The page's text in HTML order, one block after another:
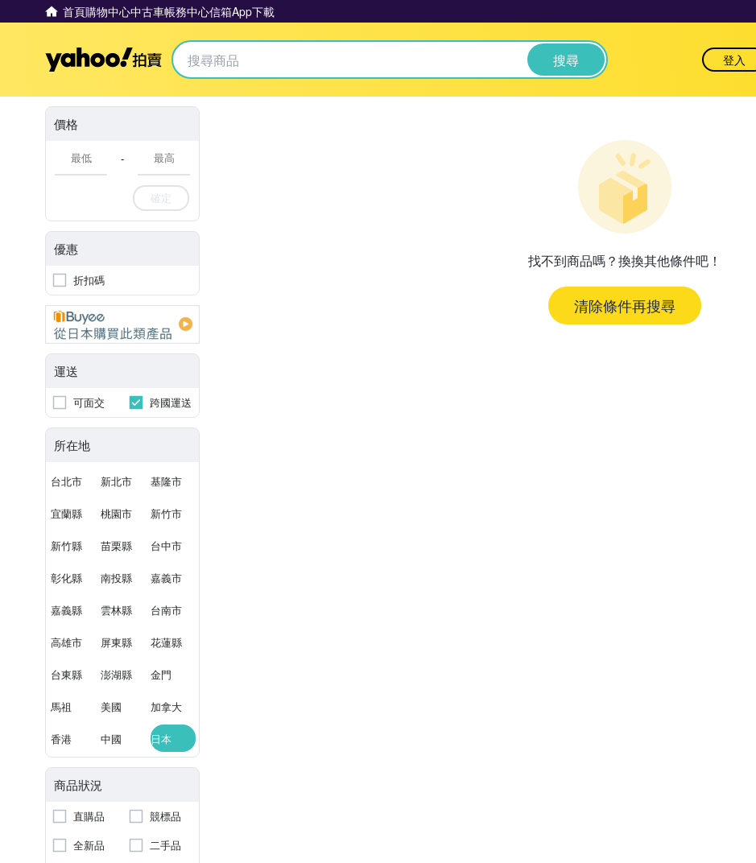
首頁購物中心中古車帳務中心信箱App下載
Yahoo拍賣 搜尋 登入
價格
-
確定
優惠
折扣碼
運送
可面交 跨國運送
所在地
台北市 新北市 基隆市
宜蘭縣 桃園市 新竹市
新竹縣 苗栗縣 台中市
彰化縣 南投縣 嘉義市
嘉義縣 雲林縣 台南市
高雄市 屏東縣 花蓮縣
台東縣 澎湖縣 金門
馬祖 美國 加拿大
香港 中國 日本
商品狀況
直購品
競標品
全新品
二手品
找不到商品嗎？換換其他條件吧！
清除條件再搜尋